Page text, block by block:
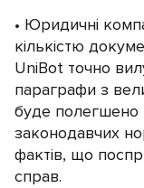
Юридичні
кількістю
UniBot точно
параграфи з
буде полегшено
законодавчих
фактів, що
справ.